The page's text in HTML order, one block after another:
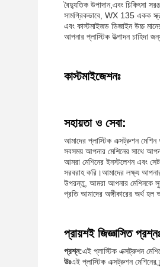
বৈদ্যুতিক উপাদান,এবং চিকিৎসা
সামগ্রিকভাবে, WX 135 একক স্ক্রু
এবং কাস্টমাইজড ডিজাইন উচ্চ
আপনার প্লাস্টিক উত্পাদন চাহিদা
কাস্টমাইজেশনঃ
সহায়তা ও সেবা:
আমাদের প্লাস্টিক এক্সট্রুশন মেশিন
সবসময় আপনার মেশিনের সাথে
আমরা মেশিনের ইনস্টলেশন এবং
সরবরাহ করি।আমাদের লক্ষ্য
উপরন্তু, আমরা আপনার মেশিনকে
প্রতি আমাদের অঙ্গীকারের অর্থ হল
প্রায়শই জিজ্ঞাসিত প্রশ্নঃ
প্রশ্ন:এই প্লাস্টিক এক্সট্রুশন
উঃএই প্লাস্টিক এক্সট্রুশন মেশিনের